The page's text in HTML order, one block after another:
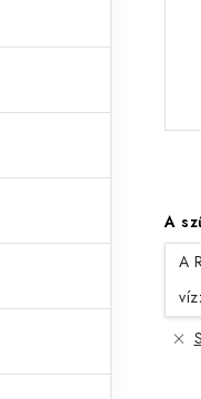
A
A